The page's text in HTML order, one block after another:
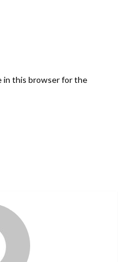
in this browser for the